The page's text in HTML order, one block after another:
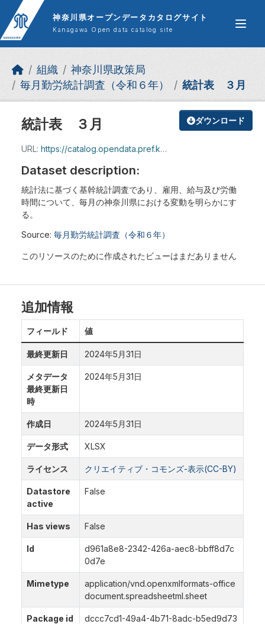
Skip to main content
神奈川県オープンデータカタログサイト
Kanagawa Open data catalog site
組織
神奈川県政策局
毎月勤労統計調査（令和６年）
統計表 ３月
ダウンロード
統計表 ３月
URL: https://catalog.opendata.pref.kanagawa.jp/dataset/dccc7cd1-49a4-4b71-8adc-b5ed9d73dde4/resource/d961a8e8-2342-426a-aec8-bbff8d7c0d7e/download/202403toukeihyou.xlsx
Dataset description:
統計法に基づく基幹統計調査であり、雇用、給与及び労働
時間について、毎月の神奈川県における変動を明らかにす
る。
Source: 毎月勤労統計調査（令和６年）
このリソースのために作成されたビューはまだありません
追加情報
フィールド 値
最終更新日 2024年5月31日
メタデータ
最終更新日
時
2024年5月31日
作成日 2024年5月31日
データ形式 XLSX
ライセンス クリエイティブ・コモンズ-表示(CC-BY)
Datastore
active
False
Has views False
Id
d961a8e8-2342-426a-aec8-bbff8d7c
0d7e
Mimetype
application/vnd.openxmlformats-office
document.spreadsheetml.sheet
Package id
dccc7cd1-49a4-4b71-8adc-b5ed9d73